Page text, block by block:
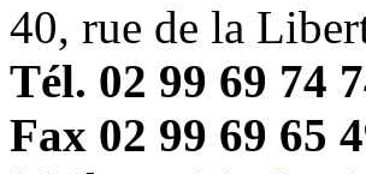
40, rue de la
Tél. 02 99 69 74
Fax 02 99 69 65